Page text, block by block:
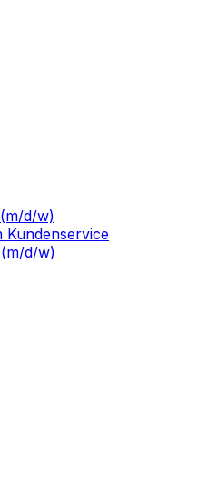
d/w)
Kundenservice
d/w)